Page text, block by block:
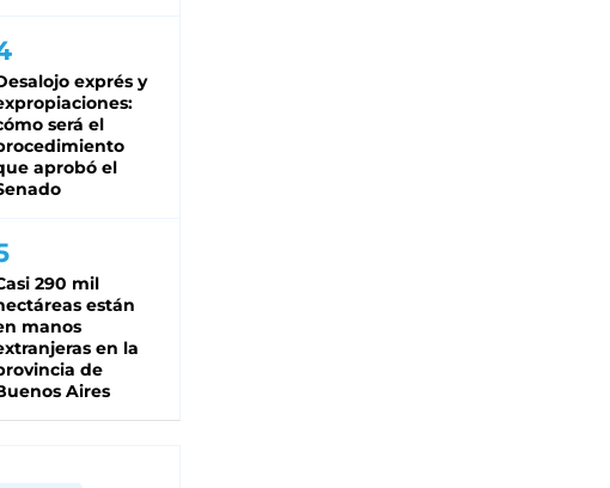
exprés y
será el
aprobó el
290 mil
están
manos
en la
de
Aires